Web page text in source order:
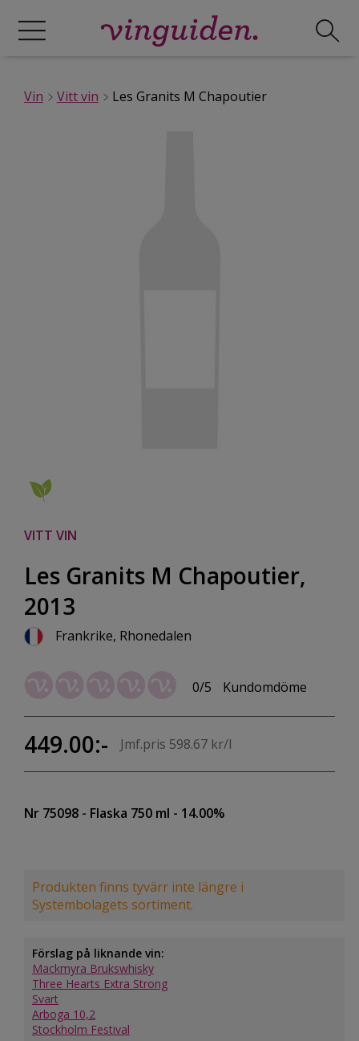
Vin Vitt vin Les Granits M Chapoutier
VITT VIN
Les Granits M Chapoutier,
2013
Frankrike, Rhonedalen
0/5 Kundomdöme
449.00:- Jmf.pris 598.67 kr/l
Nr 75098 - Flaska 750 ml - 14.00%
Produkten finns tyvärr inte längre i
Systembolagets sortiment.
Förslag på liknande vin:
Mackmyra Brukswhisky
Three Hearts Extra Strong
Svart
Arboga 10,2
Stockholm Festival